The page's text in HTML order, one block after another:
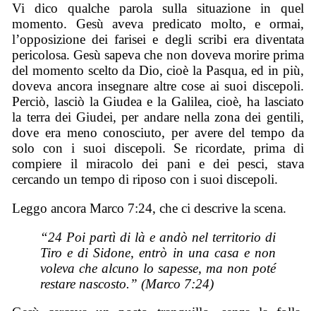
Vi dico qualche parola sulla situazione in quel
momento. Gesù aveva predicato molto, e ormai,
l’opposizione dei farisei e degli scribi era diventata
pericolosa. Gesù sapeva che non doveva morire prima
del momento scelto da Dio, cioè la Pasqua, ed in più,
doveva ancora insegnare altre cose ai suoi discepoli.
Perciò, lasciò la Giudea e la Galilea, cioè, ha lasciato
la terra dei Giudei, per andare nella zona dei gentili,
dove era meno conosciuto, per avere del tempo da
solo con i suoi discepoli. Se ricordate, prima di
compiere il miracolo dei pani e dei pesci, stava
cercando un tempo di riposo con i suoi discepoli.
Leggo ancora Marco 7:24, che ci descrive la scena.
“24 Poi partì di là e andò nel territorio di
Tiro e di Sidone, entrò in una casa e non
voleva che alcuno lo sapesse, ma non poté
restare nascosto.” (Marco 7:24)